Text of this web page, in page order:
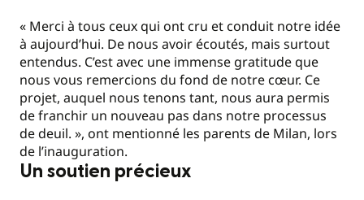
« Merci à tous ceux qui ont cru et conduit notre idée
à aujourd’hui. De nous avoir écoutés, mais surtout
entendus. C’est avec une immense gratitude que
nous vous remercions du fond de notre cœur. Ce
projet, auquel nous tenons tant, nous aura permis
de franchir un nouveau pas dans notre processus
de deuil. », ont mentionné les parents de Milan, lors
de l’inauguration.
Un soutien précieux